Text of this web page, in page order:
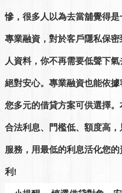
慘，很多人以為去當舖覺得是
專業融資，對於客戶隱私保
人資料，你不再需要低聲下
絕對安心。專業融資也能依
您多元的借貸方案可供選擇。
合法利息、門檻低、額度高
服務，用最低的利息活化您
利!